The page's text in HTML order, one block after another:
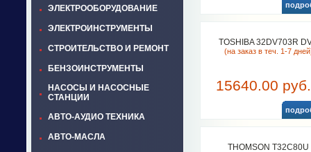
ЭЛЕКТРООБОРУДОВАНИЕ
ЭЛЕКТРОИНСТРУМЕНТЫ
СТРОИТЕЛЬСТВО И РЕМОНТ
БЕНЗОИНСТРУМЕНТЫ
НАСОСЫ И НАСОСНЫЕ
СТАНЦИИ
АВТО-АУДИО ТЕХНИКА
АВТО-МАСЛА
TOSHIBA 32DV703R
(на заказ в теч. 1-7
15640.00 руб.
THOMSON T32C80U